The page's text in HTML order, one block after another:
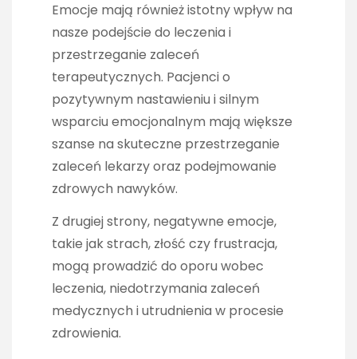
Emocje mają również istotny wpływ na
nasze podejście do leczenia i
przestrzeganie zaleceń
terapeutycznych. Pacjenci o
pozytywnym nastawieniu i silnym
wsparciu emocjonalnym mają większe
szanse na skuteczne przestrzeganie
zaleceń lekarzy oraz podejmowanie
zdrowych nawyków.
Z drugiej strony, negatywne emocje,
takie jak strach, złość czy frustracja,
mogą prowadzić do oporu wobec
leczenia, niedotrzymania zaleceń
medycznych i utrudnienia w procesie
zdrowienia.